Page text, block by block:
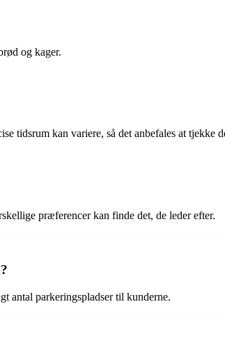
og kager.
tidsrum kan variere, så det anbefales at tjekke
præferencer kan finde det, de leder efter.
antal parkeringspladser til kunderne.